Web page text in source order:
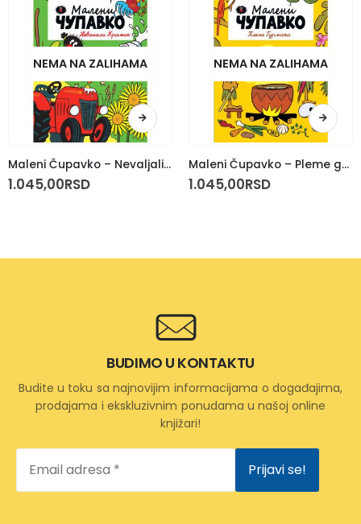
NEMA NA ZALIHAMA
Maleni Čupavko – Nevaljali Kramik
1.045,00RSD
NEMA NA ZALIHAMA
Maleni Čupavko – Pleme gurmana
1.045,00RSD
Email
adresa
*
BUDIMO U KONTAKTU
Budite u toku sa najnovijim informacijama o događajima,
prodajama i ekskluzivnim ponudama u našoj online
knjižari!